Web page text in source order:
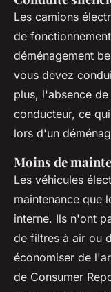
Les camions
de
déménagement
vous devez
plus, l'absence
conducteur, ce
lors d'un
Moins de
Les véhicules
maintenance que
interne. Ils n'ont
de filtres à air ou
économiser de
de Consumer